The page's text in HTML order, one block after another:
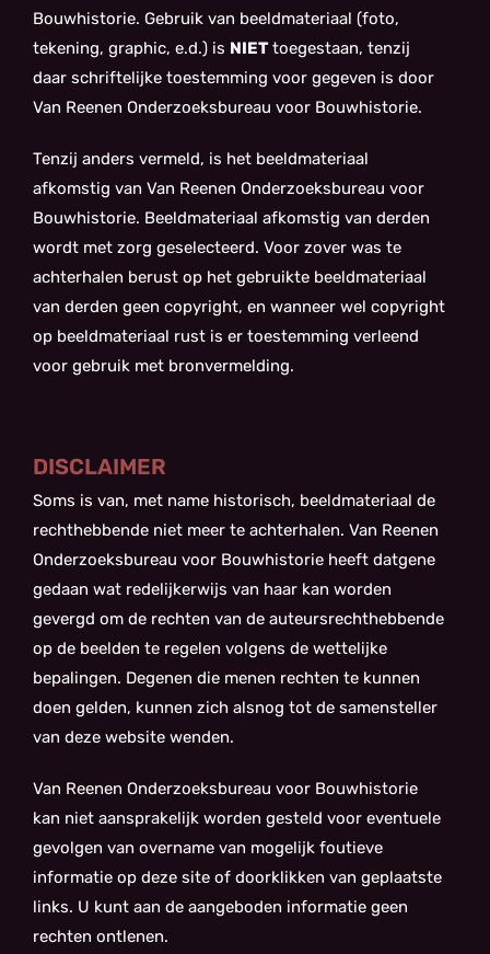
Bouwhistorie. Gebruik van beeldmateriaal (foto,
tekening, graphic, e.d.) is NIETtoegestaan, tenzij
daar schriftelijke toestemming voor gegeven is door
Van Reenen Onderzoeksbureau voor Bouwhistorie.
Tenzij anders vermeld, is het beeldmateriaal
afkomstig van Van Reenen Onderzoeksbureau voor
Bouwhistorie. Beeldmateriaal afkomstig van derden
wordt met zorg geselecteerd. Voor zover was te
achterhalen berust op het gebruikte beeldmateriaal
van derden geen copyright, en wanneer wel copyright
op beeldmateriaal rust is er toestemming verleend
voor gebruik met bronvermelding.
DISCLAIMER
Soms is van, met name historisch, beeldmateriaal de
rechthebbende niet meer te achterhalen. Van Reenen
Onderzoeksbureau voor Bouwhistorie heeft datgene
gedaan wat redelijkerwijs van haar kan worden
gevergd om de rechten van de auteursrechthebbende
op de beelden te regelen volgens de wettelijke
bepalingen. Degenen die menen rechten te kunnen
doen gelden, kunnen zich alsnog tot de samensteller
van deze website wenden.
Van Reenen Onderzoeksbureau voor Bouwhistorie
kan niet aansprakelijk worden gesteld voor eventuele
gevolgen van overname van mogelijk foutieve
informatie op deze site of doorklikken van geplaatste
links. U kunt aan de aangeboden informatie geen
rechten ontlenen.